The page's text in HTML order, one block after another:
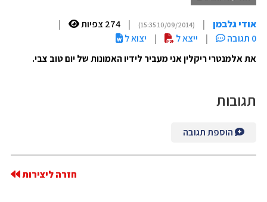
אודי גלבמן |
(10/09/2014 15:35)
| 274 צפיות
|
0 תגובה
| ייצא ל |
יצוא ל
את אלמנטרי ריקלין אני מעביר לידיו האמונות של יום טוב צבי.
תגובות
הוספת תגובה
חזרה ליצירות